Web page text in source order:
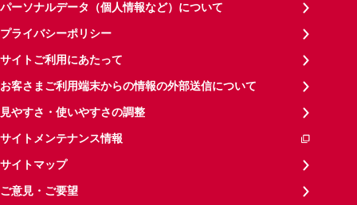
パーソナルデータ（個人情報など）について
プライバシーポリシー
サイトご利用にあたって
お客さまご利用端末からの情報の外部送信について
見やすさ・使いやすさの調整
サイトメンテナンス情報
サイトマップ
ご意見・ご要望